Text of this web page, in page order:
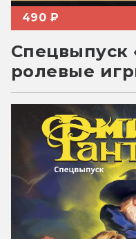
490 ₽
Спецвыпуск
ролевые